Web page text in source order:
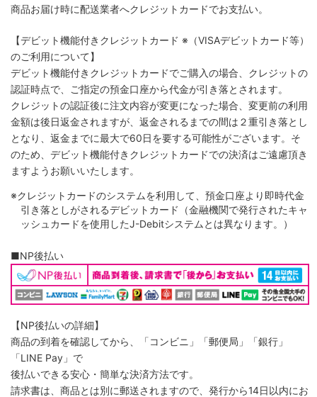
商品お届け時に配送業者へクレジットカードでお支払い。
【デビット機能付きクレジットカード ※（VISAデビットカード等）
のご利用について】
デビット機能付きクレジットカードでご購入の場合、クレジットの
認証時点で、ご指定の預金口座から代金が引き落とされます。
クレジットの認証後に注文内容が変更になった場合、変更前の利用
金額は後日返金されますが、返金されるまでの間は２重引き落とし
となり、返金までに最大で60日を要する可能性がございます。そ
のため、デビット機能付きクレジットカードでの決済はご遠慮頂き
ますようお願いいたします。
※クレジットカードのシステムを利用して、預金口座より即時代金
引き落としがされるデビットカード（金融機関で発行されたキャ
ッシュカードを使用したJ-Debitシステムとは異なります。）
■NP後払い
【NP後払いの詳細】
商品の到着を確認してから、「コンビニ」「郵便局」「銀行」
「LINE Pay」で
後払いできる安心・簡単な決済方法です。
請求書は、商品とは別に郵送されますので、発行から14日以内にお